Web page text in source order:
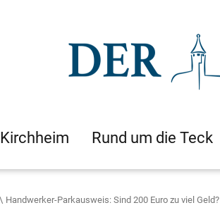
Kirchheim Rund um die Teck
Handwerker-Parkausweis: Sind 200 Euro zu viel Geld?